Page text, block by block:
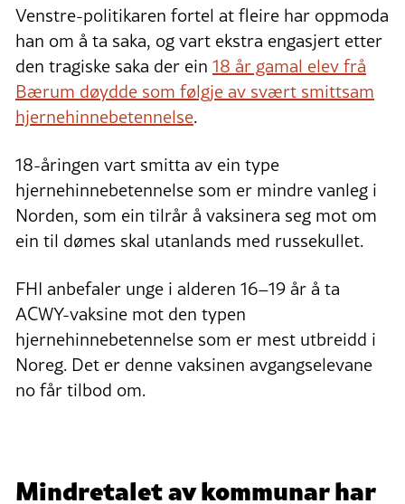
Venstre-politikaren fortel at fleire har oppmoda
han om å ta saka, og vart ekstra engasjert etter
den tragiske saka der ein 18 år gamal elev frå
Bærum døydde som følgje av svært smittsam
hjernehinnebetennelse.
18-åringen vart smitta av ein type
hjernehinnebetennelse som er mindre vanleg i
Norden, som ein tilrår å vaksinera seg mot om
ein til dømes skal utanlands med russekullet.
FHI anbefaler unge i alderen 16–19 år å ta
ACWY-vaksine mot den typen
hjernehinnebetennelse som er mest utbreidd i
Noreg. Det er denne vaksinen avgangselevane
no får tilbod om.
Mindretalet av kommunar har